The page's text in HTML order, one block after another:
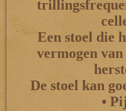
Een stoel die
vermogen
De stoel kan
•